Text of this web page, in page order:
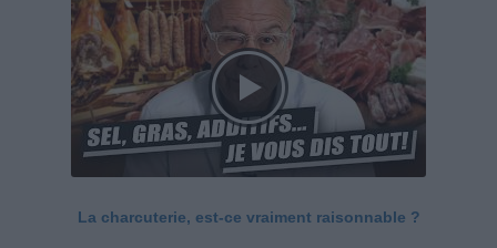
La charcuterie, est-ce vraiment raisonnable ?